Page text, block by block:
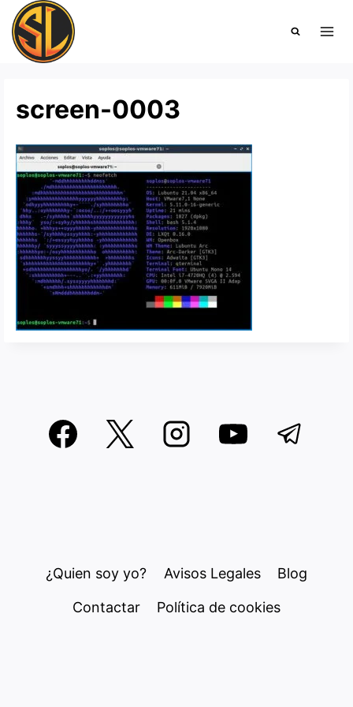
Saltar
contenido
screen-0003
¿Quien soy yo? Avisos Legales Blog
Contactar Política de cookies